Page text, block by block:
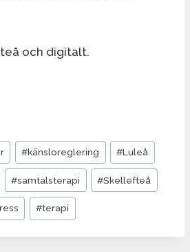
och digitalt.
#känsloreglering #Luleå
#samtalsterapi #Skellefteå
#terapi